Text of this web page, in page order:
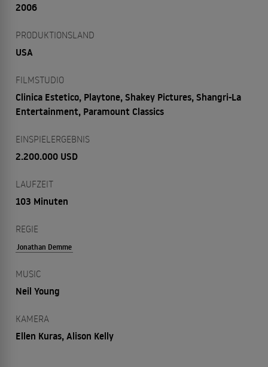
2006
PRODUKTIONSLAND
USA
FILMSTUDIO
Clinica Estetico, Playtone, Shakey Pictures, Shangri-La
Entertainment, Paramount Classics
EINSPIELERGEBNIS
2.200.000 USD
LAUFZEIT
103 Minuten
REGIE
Jonathan Demme
MUSIC
Neil Young
KAMERA
Ellen Kuras, Alison Kelly